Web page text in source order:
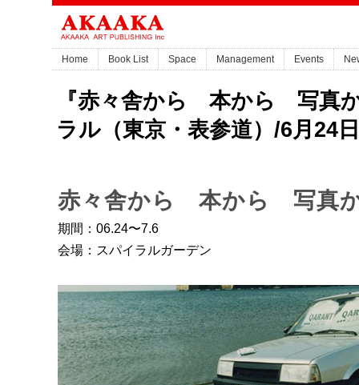
Home Book List Space Management Events
『赤々舎から 本から 写真
ラル（東京・表参道）/6月24
赤々舎から 本から 写真
期間：06.24〜7.6
会場：スパイラルガーデン